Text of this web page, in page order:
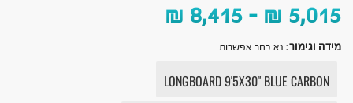
₪ 5,015
–
₪ 8,415
מידה וגימור: נא בחר אפשרות
LONGBOARD 9'5X30" BLUE CARBON